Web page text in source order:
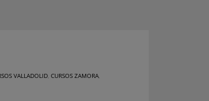
VALLADOLID, CURSOS ZAMORA,